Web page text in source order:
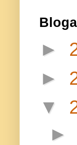
►
►
▼
►